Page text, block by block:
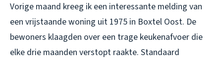
Vorige maand kreeg ik een interessante melding van
een vrijstaande woning uit 1975 in Boxtel Oost. De
bewoners klaagden over een trage keukenafvoer die
elke drie maanden verstopt raakte. Standaard